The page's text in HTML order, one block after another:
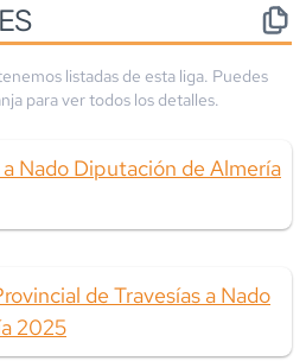
listadas de esta liga. Puedes
para ver todos los detalles.
a Nado Diputación de Almería
de Travesías a Nado
2025